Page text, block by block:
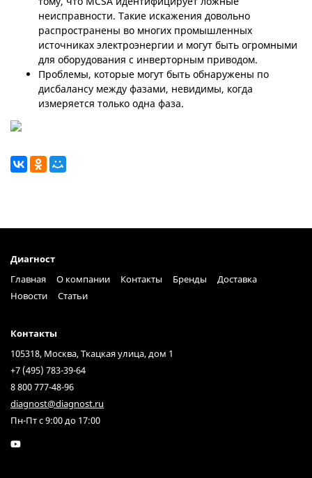
неисправности. Такие искажения довольно
распространены во многих промышленных
источниках электроэнергии и могут быть огромными
для оборудования с инверторным приводом.
Проблемы, которые могут быть обнаружены по
дисбалансу между фазами, невидимы, когда
измеряется только одна фаза.
Диагност
Главная
О компании Контакты Бренды
Доставка
Новости
Статьи
Контакты
105318, Москва, Ткацкая улица, дом 1
+7 (495) 783-39-64
8 800 777-48-96
diagnost@diagnost.ru
Пн-Пт с 9:00 до 17:00